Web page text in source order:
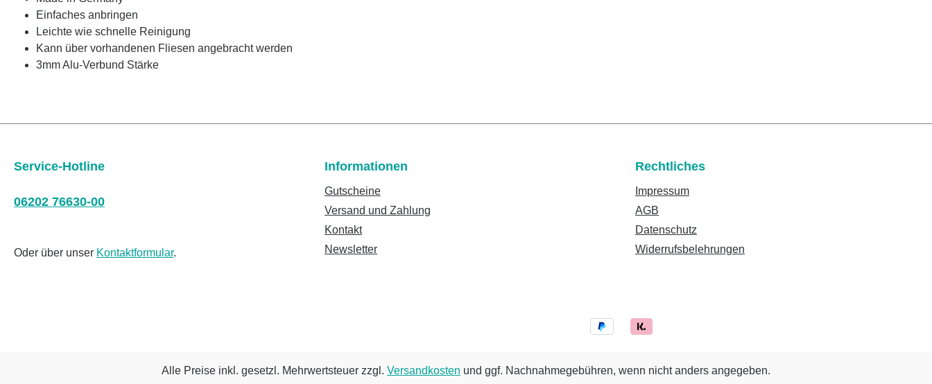
Einfaches anbringen
Leichte wie schnelle Reinigung
Kann über vorhandenen Fliesen angebracht werden
3mm Alu-Verbund Stärke
Service-Hotline
06202 76630-00
Oder über unser Kontaktformular.
Informationen
Gutscheine
Versand und Zahlung
Kontakt
Newsletter
Rechtliches
Impressum
AGB
Datenschutz
Widerrufsbelehrungen
Alle Preise inkl. gesetzl. Mehrwertsteuer zzgl. Versandkosten und ggf. Nachnahmegebühren, wenn nicht anders angegeben.